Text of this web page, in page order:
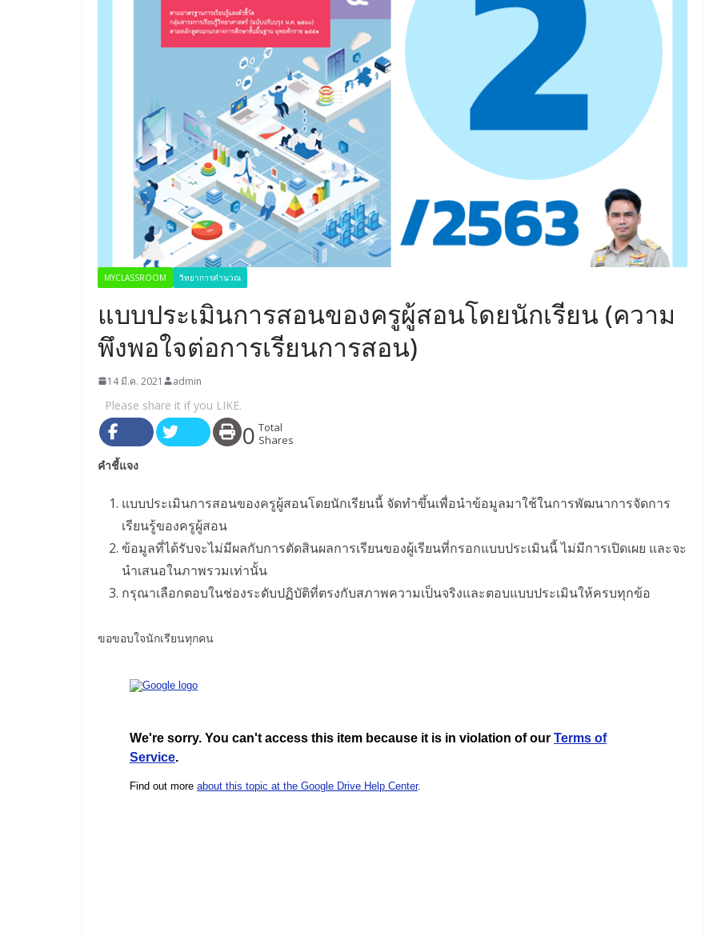
MYCLASSROOM วิทยาการคำนวณ
แบบประเมินการสอนของครูผู้สอนโดยนักเรียน (ความ
พึงพอใจต่อการเรียนการสอน)
14 มี.ค. 2021 admin
Please share it if you LIKE.
0 Total
Shares
คำชี้แจง
แบบประเมินการสอนของครูผู้สอนโดยนักเรียนนี้ จัดทำขึ้นเพื่อนำข้อมูลมาใช้ในการพัฒนาการจัดการ
เรียนรู้ของครูผู้สอน
ข้อมูลที่ได้รับจะไม่มีผลกับการตัดสินผลการเรียนของผู้เรียนที่กรอกแบบประเมินนี้ ไม่มีการเปิดเผย และจะ
นำเสนอในภาพรวมเท่านั้น
กรุณาเลือกตอบในช่องระดับปฏิบัติที่ตรงกับสภาพความเป็นจริงและตอบแบบประเมินให้ครบทุกข้อ
ขอขอบใจนักเรียนทุกคน